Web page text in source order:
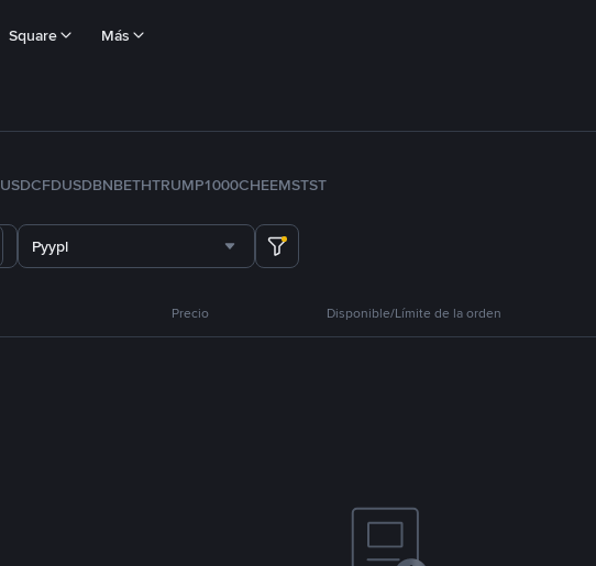
Square Más
USDCFDUSDBNBETHTRUMP1000CHEEMSTST
Pyypl
Precio Disponible/Límite de la orden